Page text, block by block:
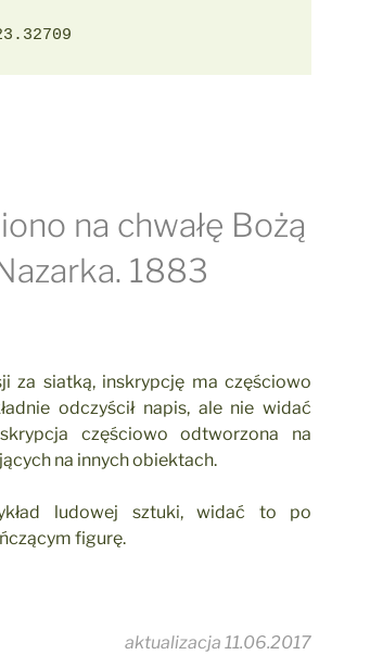
na chwałę Bożą
1883
za siatką, inskrypcję ma częściowo
odczyścił napis, ale nie widać
częściowo odtworzona na
na innych obiektach.
ludowej sztuki, widać to po
figurę.
aktualizacja 11.06.2017